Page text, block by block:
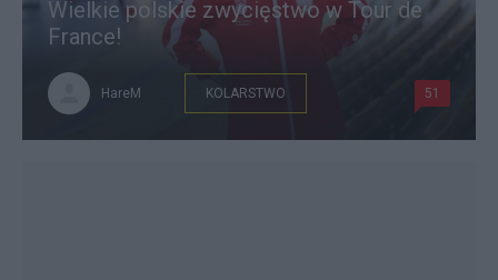
Wielkie polskie zwycięstwo w Tour de
France!
HareM KOLARSTWO 51